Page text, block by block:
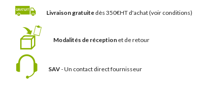
Livraison gratuite dès 350€HT d'achat(voir conditions)
Modalités de réception et de retour
SAV- Un contact direct fournisseur